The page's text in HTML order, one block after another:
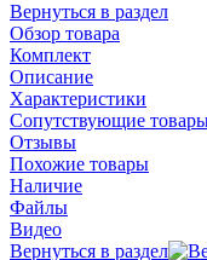
Вернуться в раздел
Обзор товара
Комплект
Описание
Характеристики
Сопутствующие
Отзывы
Похожие товары
Наличие
Файлы
Видео
Вернуться в раздел